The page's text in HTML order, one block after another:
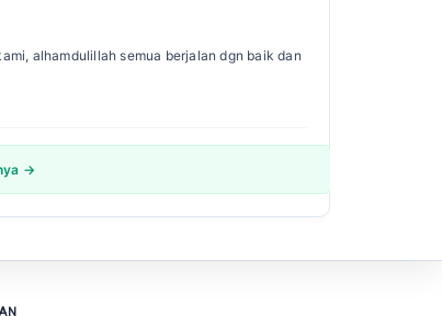
alhamdulillah semua berjalan dgn baik dan
→